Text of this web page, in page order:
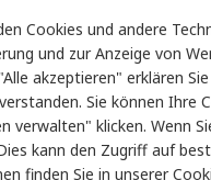
Cookies und andere
und zur Anzeige von
akzeptieren" erklären
Sie können Ihre
verwalten" klicken. Wenn
kann den Zugriff auf
finden Sie in unserer